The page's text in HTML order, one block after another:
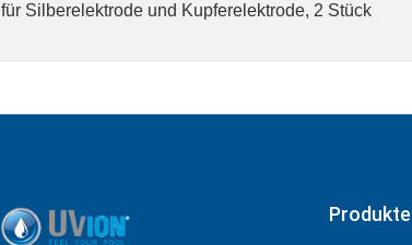
für Silberelektrode und Kupferelektrode, 2 Stück
Produkte